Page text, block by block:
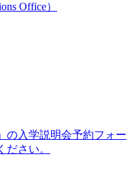
Office）
の入学説明会予約フォー
さい。